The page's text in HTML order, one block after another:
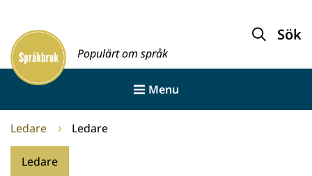
innehållet
Framsida
Populärt om språk
Sök
Menu
Ledare Ledare
Ledare